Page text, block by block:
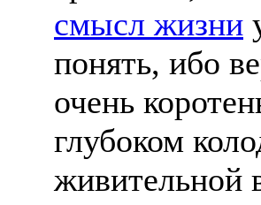
смысл жизни
понять, ибо
очень
глубоком
живительной